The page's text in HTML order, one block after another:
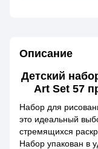
Описание
Детский
Art Set 57
Набор для
это идеальный
стремящихся
Набор упакован в